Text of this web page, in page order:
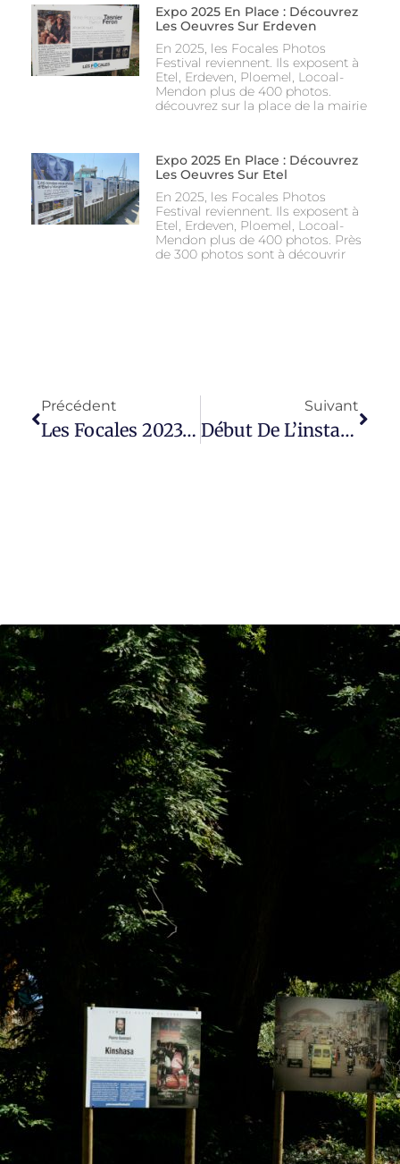
Expo 2025 En Place : Découvrez
Les Oeuvres Sur Erdeven
En 2025, les Focales Photos
Festival reviennent. Ils exposent à
Etel, Erdeven, Ploemel, Locoal-
Mendon plus de 400 photos.
découvrez sur la place de la mairie
Expo 2025 En Place : Découvrez
Les Oeuvres Sur Etel
En 2025, les Focales Photos
Festival reviennent. Ils exposent à
Etel, Erdeven, Ploemel, Locoal-
Mendon plus de 400 photos. Près
de 300 photos sont à découvrir
Précédent
Les Focales 2023: Philippe Pottiez
Suivant
Début De L’installation À Etel